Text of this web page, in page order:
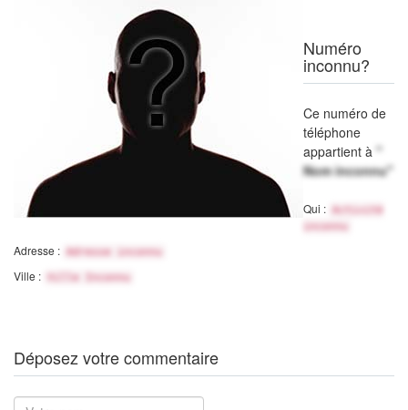
Numéro
inconnu?
Ce numéro de
téléphone
appartient à "
Nom inconnu"
Qui :
Activité
inconnu
Adresse : Adresse inconnu
Ville : Ville Inconnu
Déposez votre commentaire